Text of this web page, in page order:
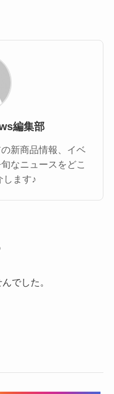
編集部
新商品情報、イベ
なニュースをどこ
します♪
でした。